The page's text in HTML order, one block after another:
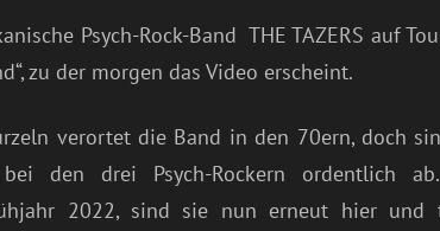
Psych-Rock-Band THE TAZERS auf
zu der morgen das Video erscheint.
verortet die Band in den 70ern, doch
den drei Psych-Rockern ordentlich
2022, sind sie nun erneut hier und